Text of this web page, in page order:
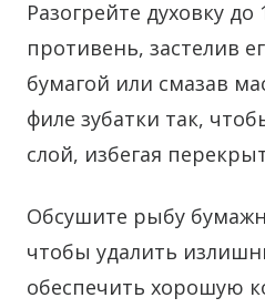
Разогрейте духовку до
противень, застелив
бумагой или смазав
филе зубатки так,
слой, избегая
Обсушите рыбу
чтобы удалить
обеспечить хорошую